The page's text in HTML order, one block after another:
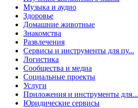
Музыка и аудио
Здоровье
Домашние животные
Знакомства
Развлечения
Сервисы и инструменты для пу...
Логистика
Сообщества и медиа
Социальные проекты
Услуги
Приложения и инструменты для...
Юридические сервисы